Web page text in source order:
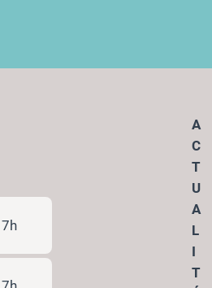
A
C
T
U
A
L
I
T